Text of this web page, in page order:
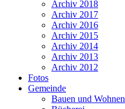
Archiv 2018
Archiv 2017
Archiv 2016
Archiv 2015
Archiv 2014
Archiv 2013
Archiv 2012
Fotos
Gemeinde
Bauen und Wohnen